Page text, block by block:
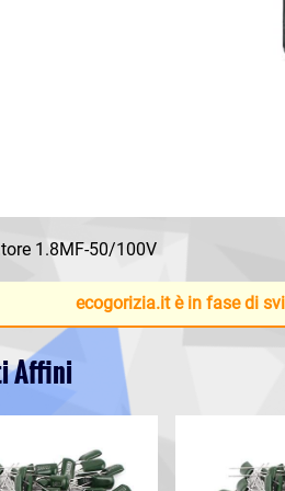
1.8MF-50/100V
ecogorizia.it è in fase di
Affini